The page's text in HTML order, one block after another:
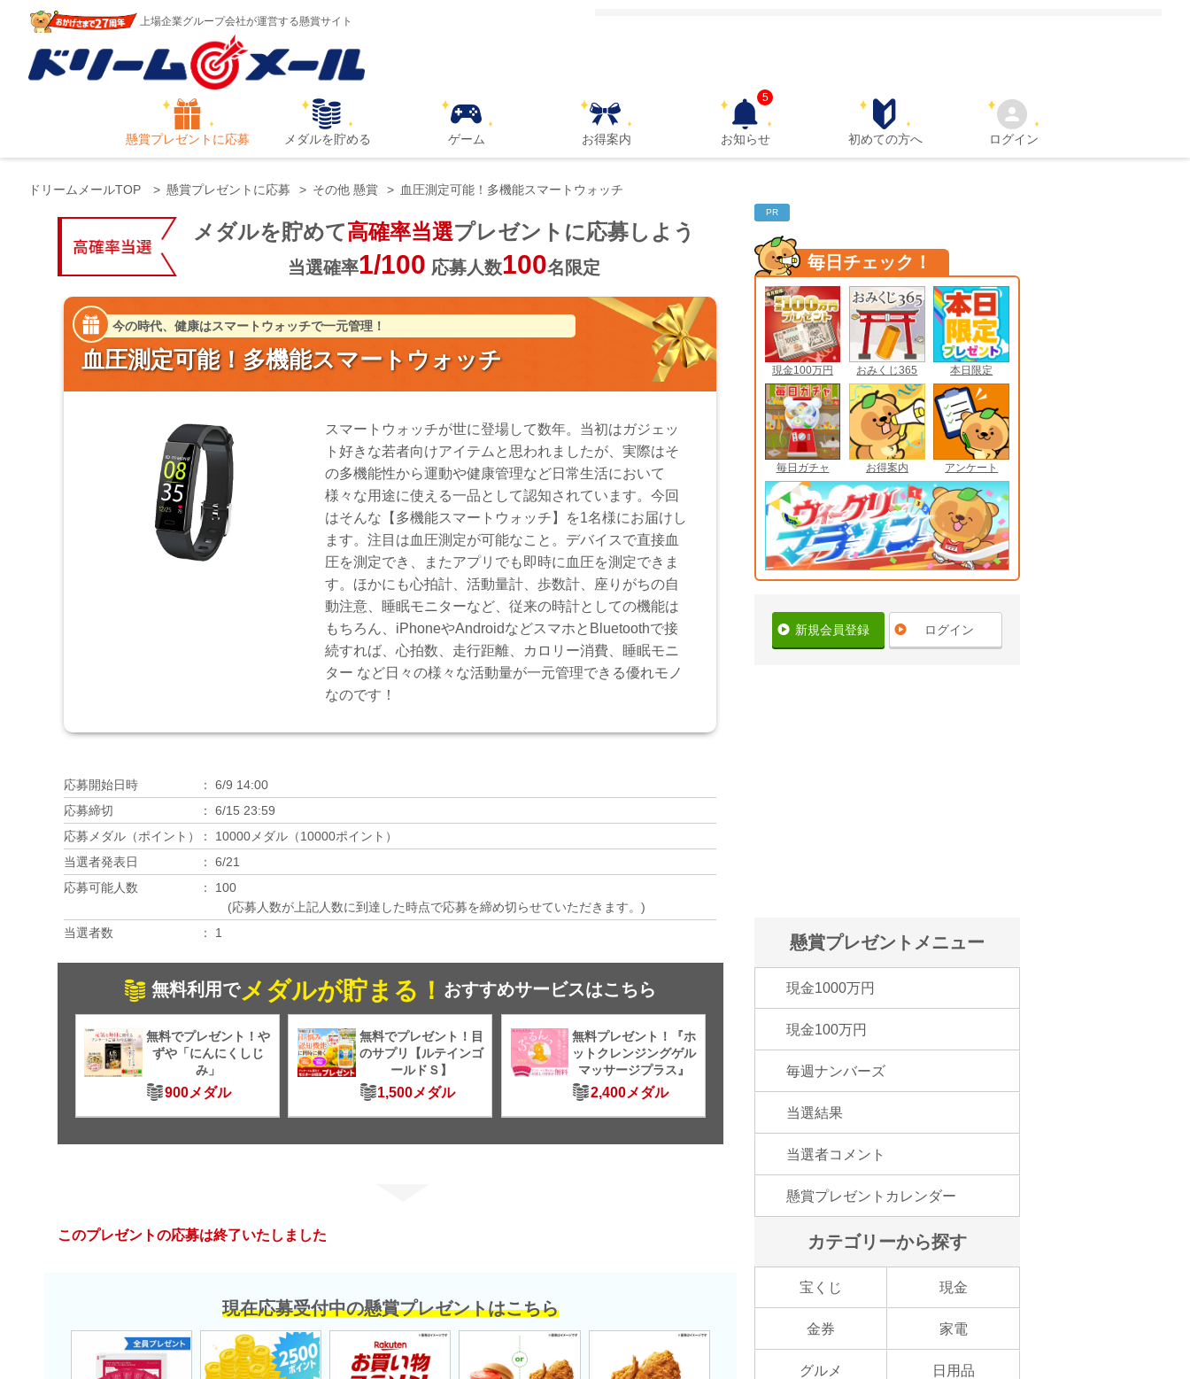
上場企業グループ会社が運営する懸賞サイト
懸賞プレゼントに応募 メダルを貯める ゲーム お得案内 お知らせ
5
初めての方へ ログイン
ドリームメールTOP 懸賞プレゼントに応募 その他 懸賞 血圧測定可能！多機能スマートウォッチ
メダルを貯めて高確率当選プレゼントに応募しよう
当選確率1/100 応募人数100名限定
今の時代、健康はスマートウォッチで一元管理！
血圧測定可能！多機能スマートウォッチ
スマートウォッチが世に登場して数年。当初はガジェッ
ト好きな若者向けアイテムと思われましたが、実際はそ
の多機能性から運動や健康管理など日常生活において
様々な用途に使える一品として認知されています。今回
はそんな【多機能スマートウォッチ】を1名様にお届けし
ます。注目は血圧測定が可能なこと。デバイスで直接血
圧を測定でき、またアプリでも即時に血圧を測定できま
す。ほかにも心拍計、活動量計、歩数計、座りがちの自
動注意、睡眠モニターなど、従来の時計としての機能は
もちろん、iPhoneやAndroidなどスマホとBluetoothで接
続すれば、心拍数、走行距離、カロリー消費、睡眠モニ
ター など日々の様々な活動量が一元管理できる優れモノ
なのです！
応募開始日時
6/9 14:00
応募締切
6/15 23:59
応募メダル（ポイント）
10000メダル（10000ポイント）
当選者発表日
6/21
応募可能人数
100
(応募人数が上記人数に到達した時点で応募を締め切らせていただきます。)
当選者数
1
無料利用でメダルが貯まる！ おすすめサービスはこちら
無料でプレゼント！や
ずや「にんにくしじ
み」
900メダル
無料でプレゼント！目
のサプリ【ルテインゴ
ールドＳ】
1,500メダル
無料プレゼント！『ホ
ットクレンジングゲル
マッサージプラス』
2,400メダル
このプレゼントの応募は終了いたしました
現在応募受付中の懸賞プレゼントはこちら
PR
毎日チェック！
現金100万円 おみくじ365 本日限定
毎日ガチャ お得案内 アンケート
新規会員登録 ログイン
懸賞プレゼントメニュー
現金1000万円
現金100万円
毎週ナンバーズ
当選結果
当選者コメント
懸賞プレゼントカレンダー
カテゴリーから探す
宝くじ 現金
金券 家電
グルメ 日用品